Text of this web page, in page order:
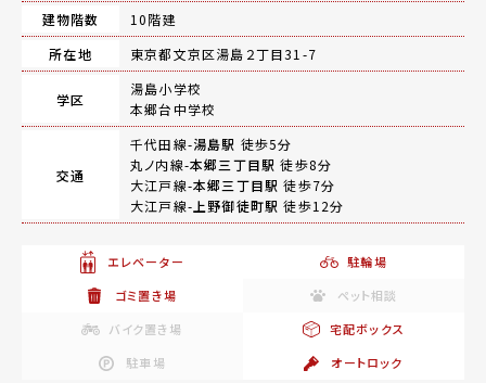
建物階数
10階建
所在地
東京都文京区湯島２丁目31-7
学区
湯島小学校
本郷台中学校
交通
千代田線-湯島駅 徒歩5分
丸ノ内線-本郷三丁目駅 徒歩8分
大江戸線-本郷三丁目駅 徒歩7分
大江戸線- 上野御徒町駅 徒歩12分
エレベーター
駐輪場
ゴミ置き場
ペット相談
バイク置き場
宅配ボックス
駐車場
オートロック